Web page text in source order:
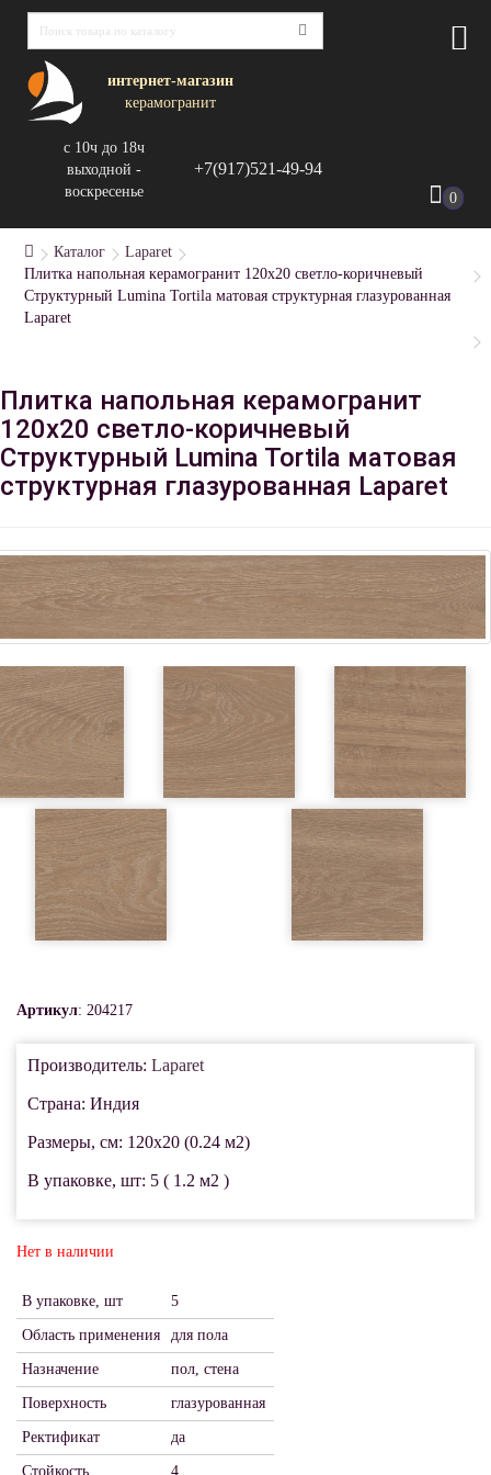
интернет-магазин
керамогранит
с 10ч до 18ч
выходной -
воскресенье
+7(917)521-49-94
0
Каталог
Laparet
Плитка напольная керамогранит 120x20 светло-коричневый
Структурный Lumina Tortila матовая структурная глазурованная
Laparet
Плитка напольная керамогранит
120x20 светло-коричневый
Структурный Lumina Tortila матовая
структурная глазурованная Laparet
Артикул: 204217
Производитель: Laparet
Страна: Индия
Размеры, см: 120x20 (0.24 м2)
В упаковке, шт: 5 ( 1.2 м2 )
Нет в наличии
В упаковке, шт 5
Область применения для пола
Назначение пол, стена
Поверхность глазурованная
Ректификат да
Стойкость 4